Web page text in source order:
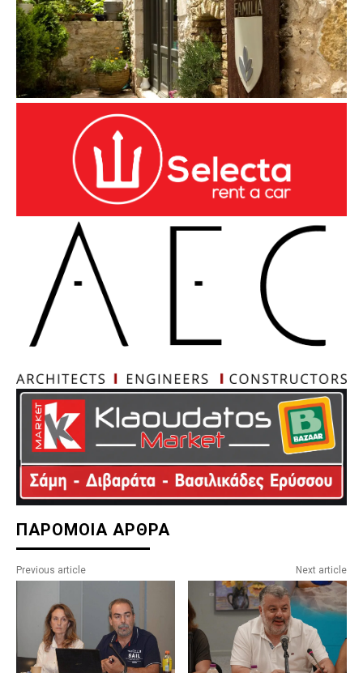
ΠΑΡΟΜΟΙΑ ΑΡΘΡΑ
Previous article Next article